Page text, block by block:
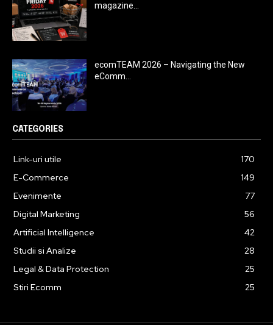
magazine...
ecomTEAM 2026 – Navigating the New
eComm...
CATEGORIES
Link-uri utile
170
E-Commerce
149
Evenimente
77
Digital Marketing
56
Artificial Intelligence
42
Studii si Analize
28
Legal & Data Protection
25
Stiri Ecomm
25